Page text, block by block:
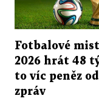
Fotbalové
2026 hrát 48
to víc peněz
zpráv